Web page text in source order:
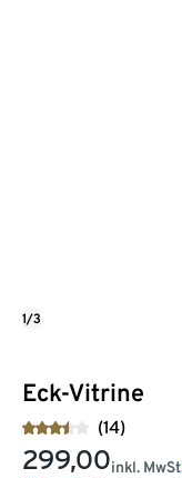
Eck-Vitrine
(14)
299,00inkl.
1/3